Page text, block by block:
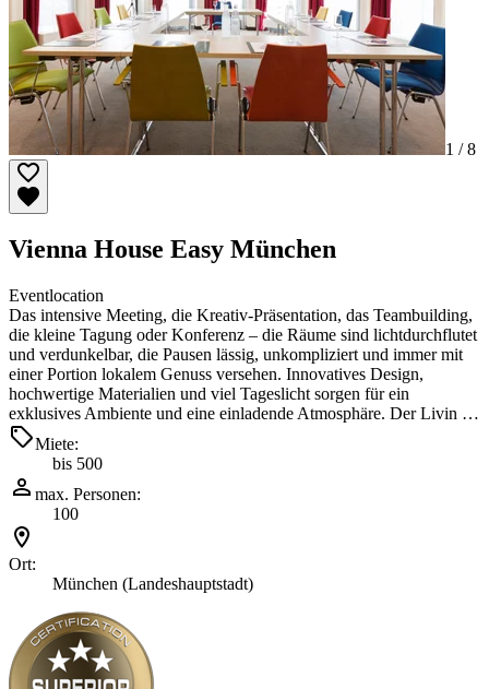
1 /8
Vienna House Easy München
Eventlocation
Das intensive Meeting, die Kreativ-Präsentation, das Teambuilding,
die kleine Tagung oder Konferenz – die Räume sind lichtdurchflutet
und verdunkelbar, die Pausen lässig, unkompliziert und immer mit
einer Portion lokalem Genuss versehen. Innovatives Design,
hochwertige Materialien und viel Tageslicht sorgen für ein
exklusives Ambiente und eine einladende Atmosphäre. Der Livin …
Miete:
bis 500
max. Personen:
100
Ort:
München (Landeshauptstadt)